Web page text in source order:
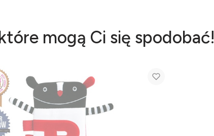
mogą Ci się spodobać!